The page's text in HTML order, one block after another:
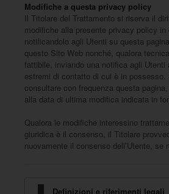
Modifiche a questa privacy policy
Il Titolare del Trattamento si riserva il
modifiche alla presente privacy policy in
notificandolo agli Utenti su questa
questo Sito Web nonché, qualora
fattibile, inviando una notifica agli Utenti
estremi di contatto di cui è in possesso.
consultare con frequenza questa
alla data di ultima modifica indicata in
Qualora le modifiche interessino
giuridica è il consenso, il Titolare
nuovamente il consenso dell’Utente, se
Definizioni e riferimenti legali